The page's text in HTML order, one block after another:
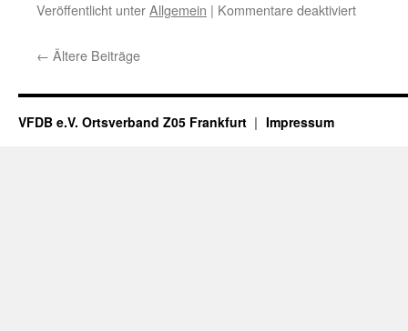
Veröffentlicht unterAllgemein | Kommentare deaktiviertfür
2026
← Ältere Beiträge
VFDB e.V. Ortsverband Z05 Frankfurt Impressum